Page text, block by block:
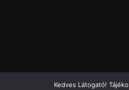
Kedves Látogató!